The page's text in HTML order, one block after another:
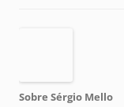
Sobre Sérgio Mello